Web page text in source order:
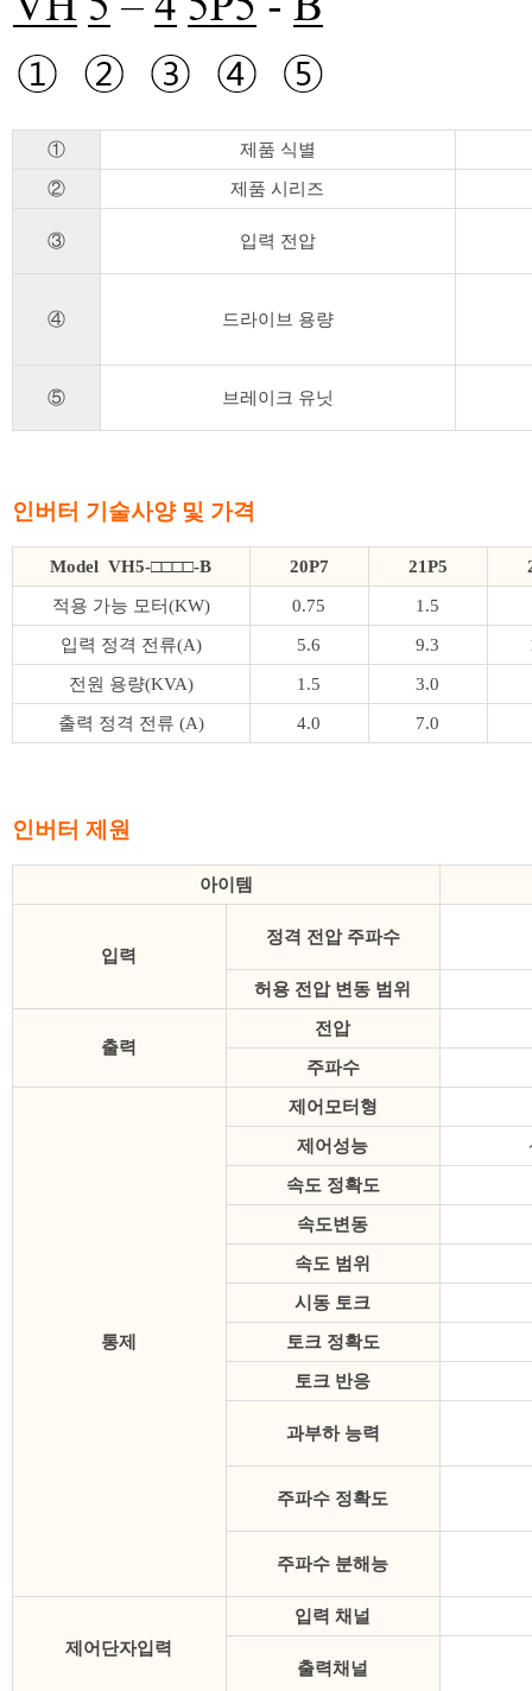
① 제품 식별
② 제품 시리즈
③ 입력 전압
④ 드라이브 용량
⑤ 브레이크 유닛
인버터 기술사양 및 가격
Model VH5-□□□□-B 20P7 21P5
적용 가능 모터(KW) 0.75 1.5
입력 정격 전류(A) 5.6 9.3
전원 용량(KVA) 1.5 3.0
출력 정격 전류 (A) 4.0 7.0
인버터 제원
아이템
입력
정격 전압 주파수
허용 전압 변동 범위
출력
전압
주파수
통제
제어모터형
제어성능
속도 정확도
속도변동
속도 범위
시동 토크
토크 정확도
토크 반응
과부하 능력
주파수 정확도
주파수 분해능
제어단자입력
입력 채널
출력채널